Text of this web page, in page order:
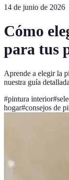
14 de junio de 2026
Cómo
para tus
Aprende a elegir la
nuestra guía
#pintura interior#
hogar#consejos de